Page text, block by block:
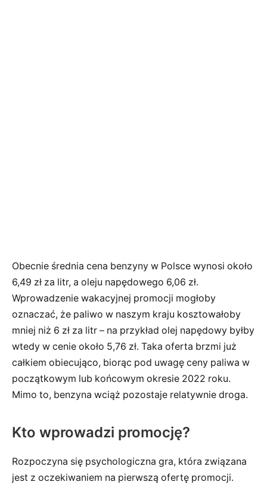
Obecnie średnia cena benzyny w Polsce wynosi około
6,49 zł za litr, a oleju napędowego 6,06 zł.
Wprowadzenie wakacyjnej promocji mogłoby
oznaczać, że paliwo w naszym kraju kosztowałoby
mniej niż 6 zł za litr – na przykład olej napędowy byłby
wtedy w cenie około 5,76 zł. Taka oferta brzmi już
całkiem obiecująco, biorąc pod uwagę ceny paliwa w
początkowym lub końcowym okresie 2022 roku.
Mimo to, benzyna wciąż pozostaje relatywnie droga.
Kto wprowadzi promocję?
Rozpoczyna się psychologiczna gra, która związana
jest z oczekiwaniem na pierwszą ofertę promocji.